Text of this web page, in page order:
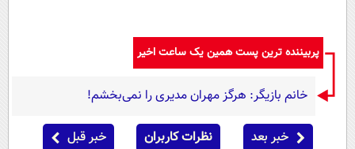
پربیننده ترین پست همین یک ساعت اخیر
خانم بازیگر: هرگز مهران مدیری را نمی‌بخشم!
خبر بعد نظرات کاربران خبر قبل